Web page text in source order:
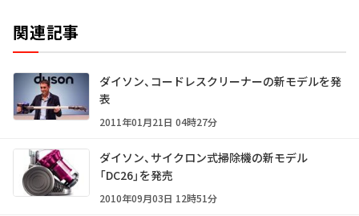
関連記事
ダイソン、コードレスクリーナーの新モデルを発
表
2011年01月21日 04時27分
ダイソン、サイクロン式掃除機の新モデル
「DC26」を発売
2010年09月03日 12時51分